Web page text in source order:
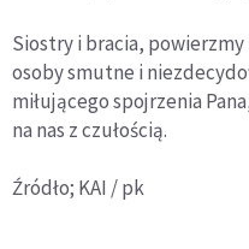
Siostry i bracia,
osoby smutne i
miłującego spojrzenia
na nas z czułością.
Źródło; KAI / pk